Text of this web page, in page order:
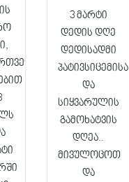
3 მარტი
დედის დღე
დედისადმი
პატივსიცემისა
და
სიყვარულის
გამოხატვის
დღეა..
მივულოცოთ
და